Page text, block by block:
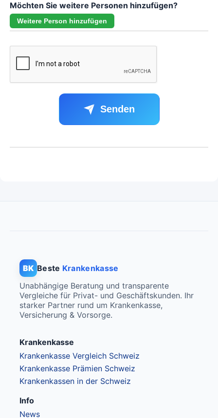
Möchten Sie weitere Personen hinzufügen?
Weitere Person hinzufügen
Senden
BK Beste Krankenkasse
Unabhängige Beratung und transparente
Vergleiche für Privat- und Geschäftskunden. Ihr
starker Partner rund um Krankenkasse,
Versicherung & Vorsorge.
Krankenkasse
Krankenkasse Vergleich Schweiz
Krankenkasse Prämien Schweiz
Krankenkassen in der Schweiz
Info
News